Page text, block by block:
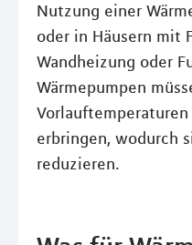
Nutzung einer
oder in Häusern mit
Wandheizung oder
Wärmepumpen
erbringen, wodurch
reduzieren.